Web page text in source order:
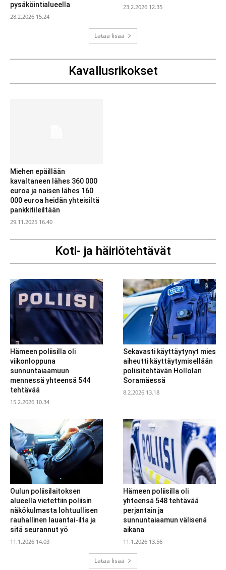
pysäköintialueella
28.2.2026 15.24
23.2.2026 12.35
Lataa lisää
Kavallusrikokset
Miehen epäillään
kavaltaneen lähes 360 000
euroa ja naisen lähes 160
000 euroa heidän yhteisiltä
pankkitileiltään
29.11.2025 16.40
Koti- ja häiriötehtävät
Hämeen poliisilla oli
viikonloppuna
sunnuntaiaamuun
mennessä yhteensä 544
tehtävää
15.2.2026 10.34
Sekavasti käyttäytynyt mies
aiheutti käyttäytymisellään
poliisitehtävän Hollolan
Soramäessä
8.2.2026 13.18
Oulun poliisilaitoksen
alueella vietettiin poliisin
näkökulmasta lohtuullisen
rauhallinen lauantai-ilta ja
sitä seurannut yö
11.1.2026 14.03
Hämeen poliisilla oli
yhteensä 548 tehtävää
perjantain ja
sunnuntaiaamun välisenä
aikana
11.1.2026 13.56
Lataa lisää